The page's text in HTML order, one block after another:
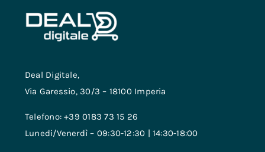
Deal Digitale,
Via Garessio, 30/3 – 18100 Imperia
Telefono: +39 0183 73 15 26
Lunedi/Venerdì – 09:30-12:30 | 14:30-18:00